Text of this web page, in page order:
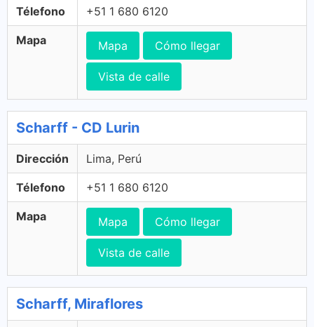
Télefono +51 1 680 6120
Mapa Mapa Cómo llegar
Vista de calle
Scharff - CD Lurin
Dirección Lima, Perú
Télefono +51 1 680 6120
Mapa Mapa Cómo llegar
Vista de calle
Scharff, Miraflores